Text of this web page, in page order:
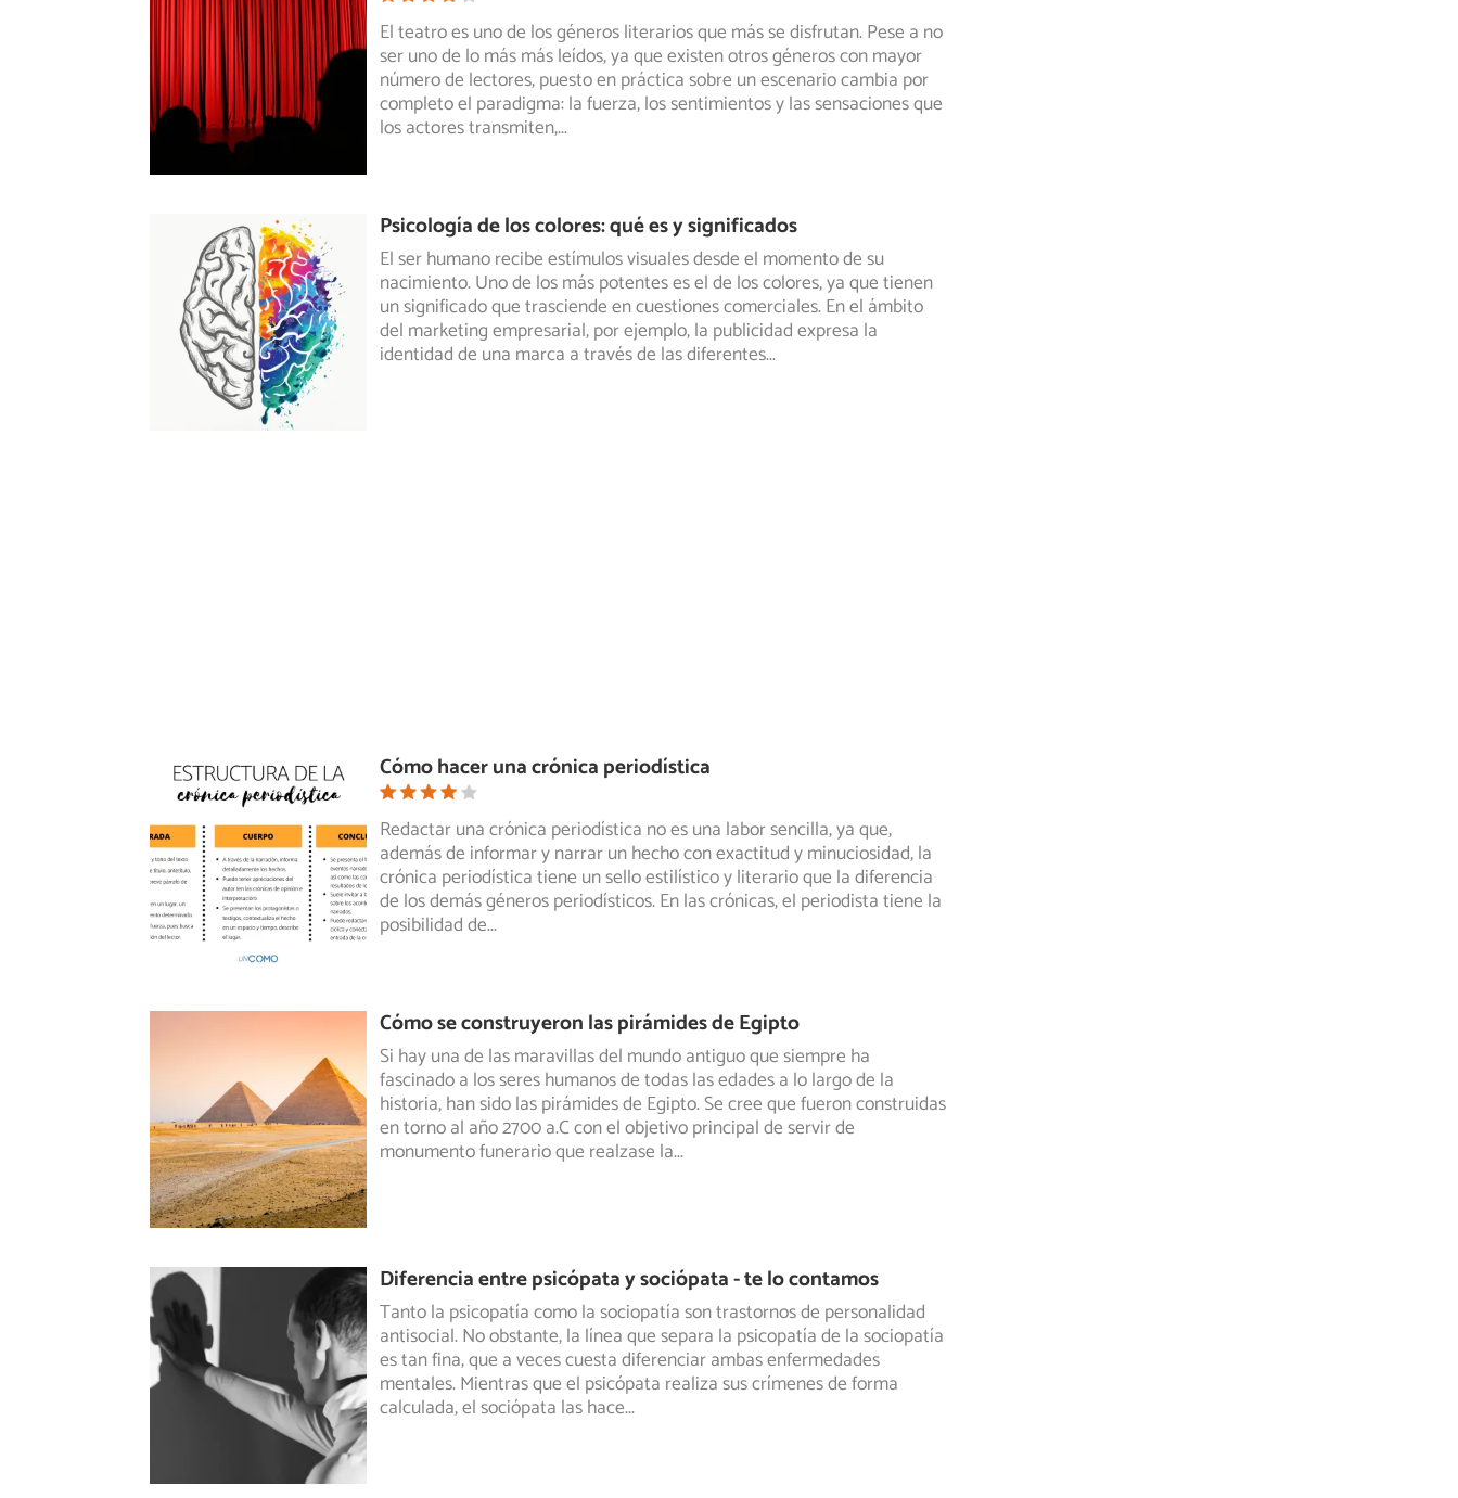
El teatro es uno de los géneros literarios que más se disfrutan. Pese a no
ser uno de lo más más leídos, ya que existen otros géneros con mayor
número de lectores, puesto en práctica sobre un escenario cambia por
completo el paradigma: la fuerza, los sentimientos y las sensaciones que
los actores transmiten,...
Psicología de los colores: qué es y significados
El ser humano recibe estímulos visuales desde el momento de su
nacimiento. Uno de los más potentes es el de los colores, ya que tienen
un significadoque trasciende en cuestiones comerciales. En el ámbito
del marketing empresarial, por ejemplo, la publicidad expresa la
identidad de una marca a través de las diferentes...
Cómo hacer una crónica periodística
Redactar una crónica periodística no es una labor sencilla, ya que,
además de informar y narrar un hecho con exactitud y minuciosidad, la
crónica periodística tiene un sello estilístico y literario que la diferencia
de los demás géneros periodísticos. En las crónicas, el periodista tiene la
posibilidad de...
Cómo se construyeron las pirámides de Egipto
Si hay una de las maravillas del mundo antiguo que siempre ha
fascinado a los seres humanos de todas las edades a lo largo de la
historia, hansido las pirámides de Egipto. Se cree que fueron construidas
en torno al año 2700 a.C con el objetivo principal de servir de
monumento funerario que realzase la...
Diferencia entre psicópata y sociópata - te lo contamos
Tanto la psicopatía como la sociopatía son trastornos de personalidad
antisocial. No obstante, la línea que separa la psicopatía de la sociopatía
es tan fina, que a veces cuesta diferenciar ambas enfermedades
mentales. Mientras que el psicópata realiza sus crímenes de forma
calculada, el sociópata las hace...